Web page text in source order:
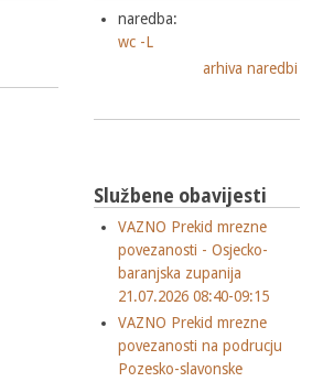
naredba:
wc -L
arhiva naredbi
Službene obavijesti
VAZNO Prekid mrezne
povezanosti - Osjecko-
baranjska zupanija
21.07.2026 08:40-09:15
VAZNO Prekid mrezne
povezanosti na podrucju
Pozesko-slavonske